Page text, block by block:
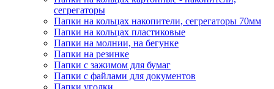
сегрегаторы
Папки на кольцах накопители, сегрегаторы 70мм
Папки на кольцах пластиковые
Папки на молнии, на бегунке
Папки на резинке
Папки с зажимом для бумаг
Папки с файлами для документов
Папки уголки